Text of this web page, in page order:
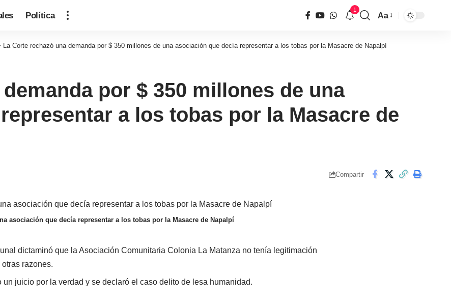
Política
1
fuente
Aa
La Corte rechazó una demanda por $ 350 millones de una asociación que decía representar a los tobas por la Masacre de Napalpí
por $ 350 millones de una
a los tobas por la Masacre de
Compartir
asociación que decía representar a los tobas por la Masacre de Napalpí
dictaminó que la Asociación Comunitaria Colonia La Matanza no tenía legitimación
razones.
un juicio por la verdad y se declaró el caso delito de lesa humanidad.